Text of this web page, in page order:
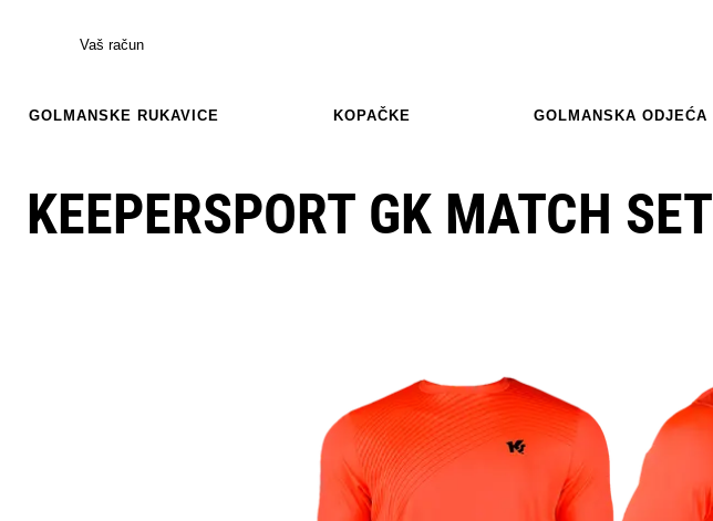
Vaš račun
GOLMANSKE RUKAVICE KOPAČKE GOLMANSKA ODJEĆA
KEEPERSPORT GK MATCH SET